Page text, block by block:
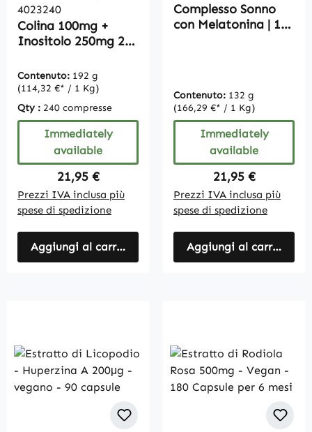
4023240
Colina 100mg +
Inositolo 250mg 240
confezione per 8
mesi.
Contenuto: 192 g
(114,32 €* / 1 Kg)
Qty : 240 compresse
Immediately
available
Regular price:
21,95 €
Prezzi IVA inclusa più
spese di spedizione
Aggiungi al carrello
Complesso Sonno
con Melatonina | 180
Contenuto: 132 g
(166,29 €* / 1 Kg)
Immediately
available
Regular price:
21,95 €
Prezzi IVA inclusa più
spese di spedizione
Aggiungi al carrello